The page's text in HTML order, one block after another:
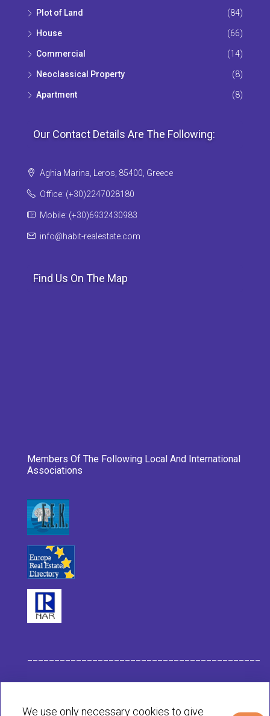
Plot of Land (84)
House (66)
Commercial (14)
Neoclassical Property (8)
Apartment (8)
Our Contact Details Are The Following:
Aghia Marina, Leros, 85400, Greece
Office: (+30)2247028180
Mobile: (+30)6932430983
info@habit-realestate.com
Find Us On The Map
Members Of The Following Local And International
Associations
We use only necessary cookies to give